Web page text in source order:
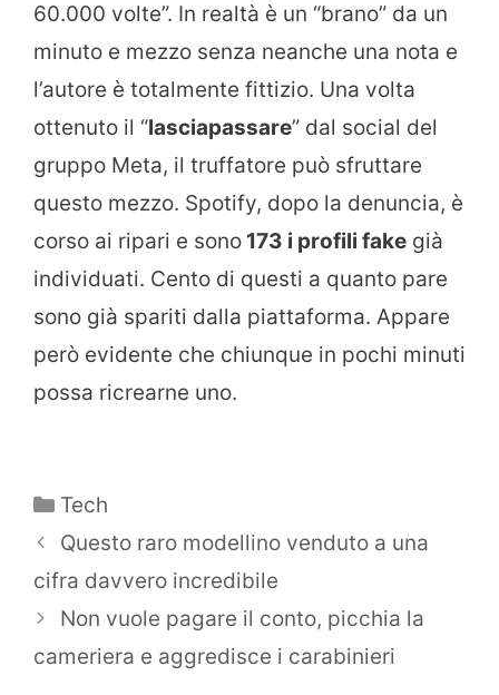
60.000 volte”. In realtà è un “brano” da un
minuto e mezzo senza neanche una nota e
l’autore è totalmente fittizio. Una volta
ottenuto il “lasciapassare” dal social del
gruppo Meta, il truffatore può sfruttare
questo mezzo. Spotify, dopo la denuncia, è
corso ai ripari e sono 173 i profili fake già
individuati. Cento di questi a quanto pare
sono già spariti dalla piattaforma. Appare
però evidente che chiunque in pochi minuti
possa ricrearne uno.
Categorie
Tech
Questo raro modellino venduto a una
cifra davvero incredibile
Non vuole pagare il conto, picchia la
cameriera e aggredisce i carabinieri